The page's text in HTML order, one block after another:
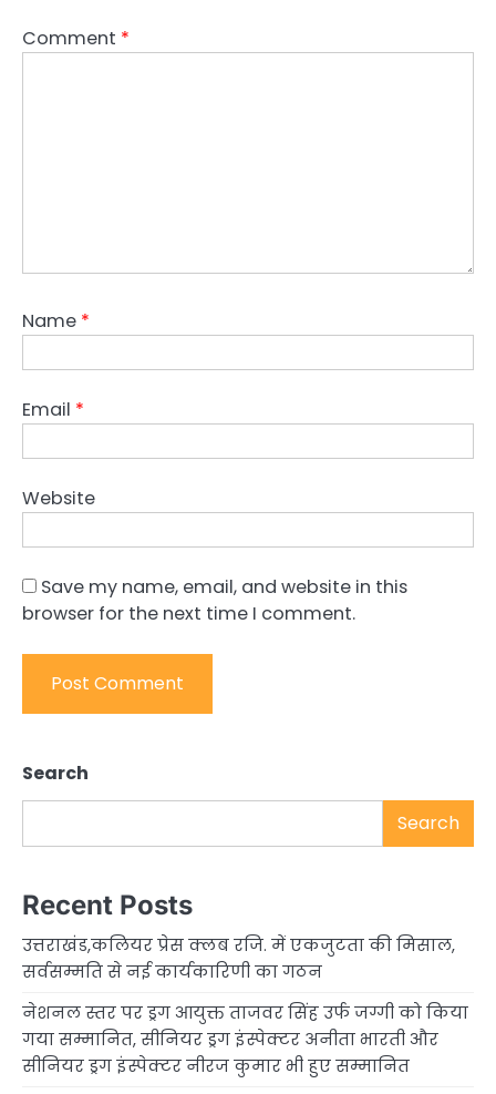
Comment *
Name *
Email *
Website
Save my name, email, and website in this
browser for the next time I comment.
Search
Search
Recent Posts
उत्तराखंड,कलियर प्रेस क्लब रजि. में एकजुटता की मिसाल,
सर्वसम्मति से नई कार्यकारिणी का गठन
नेशनल स्तर पर ड्रग आयुक्त ताजवर सिंह उर्फ जग्गी को किया
गया सम्मानित, सीनियर ड्रग इंस्पेक्टर अनीता भारती और
सीनियर ड्रग इंस्पेक्टर नीरज कुमार भी हुए सम्मानित